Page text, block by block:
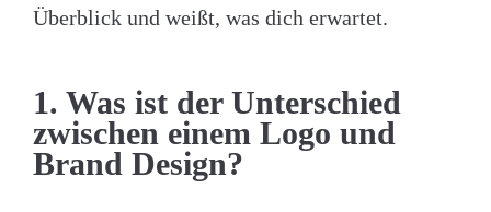
Überblick und weißt, was dich erwartet.
1. Was ist der Unterschied
zwischen einem Logo und
Brand Design?